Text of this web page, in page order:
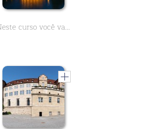
Neste curso você vai aprender tudo o que você precisa saber sobre a Ópera de Stuttgart. 9 aulas com factos sobre este edifício histórico